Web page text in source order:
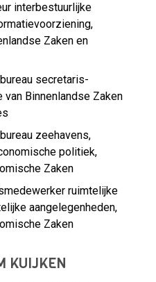
interbestuurlijke
Zaken en
secretaris-
van Binnenlandse Zaken
zeehavens,
politiek,
Zaken
ruimtelijke
aangelegenheden,
Zaken
KUIJKEN